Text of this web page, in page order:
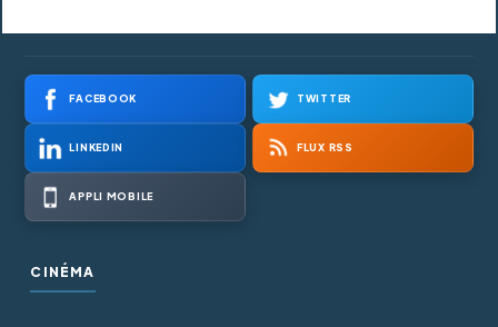
FACEBOOK TWITTER
LINKEDIN FLUX RSS
APPLI MOBILE
CINÉMA